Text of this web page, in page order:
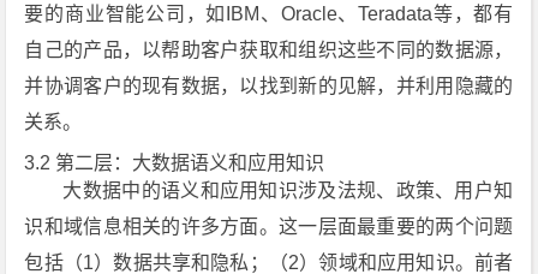
要的商业智能公司，如IBM、Oracle、Teradata等，都有
自己的产品，以帮助客户获取和组织这些不同的数据源，
并协调客户的现有数据，以找到新的见解，并利用隐藏的
关系。
3.2 第二层：大数据语义和应用知识
大数据中的语义和应用知识涉及法规、政策、用户知
识和域信息相关的许多方面。这一层面最重要的两个问题
包括（1）数据共享和隐私；（2）领域和应用知识。前者